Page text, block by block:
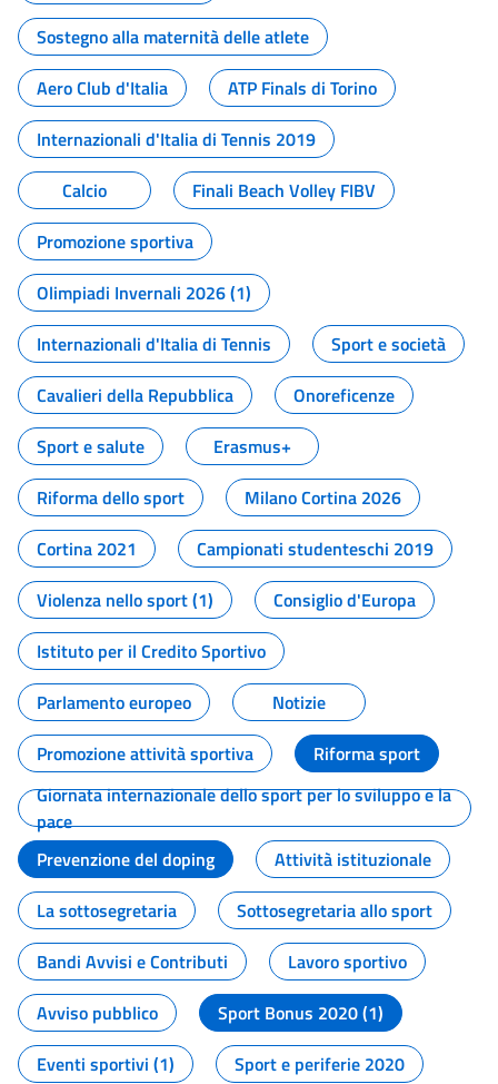
Sostegno alla maternità delle atlete
Aero Club d'Italia
ATP Finals di Torino
Internazionali d'Italia di Tennis 2019
Calcio
Finali Beach Volley FIBV
Promozione sportiva
Olimpiadi Invernali 2026 (1)
Internazionali d'Italia di Tennis
Sport e società
Cavalieri della Repubblica
Onoreficenze
Sport e salute
Erasmus+
Riforma dello sport
Milano Cortina 2026
Cortina 2021
Campionati studenteschi 2019
Violenza nello sport (1)
Consiglio d'Europa
Istituto per il Credito Sportivo
Parlamento europeo
Notizie
Promozione attività sportiva
Riforma sport
Giornata internazionale dello sport per lo sviluppo e la
pace
Prevenzione del doping
Attività istituzionale
La sottosegretaria
Sottosegretaria allo sport
Bandi Avvisi e Contributi
Lavoro sportivo
Avviso pubblico
Sport Bonus 2020 (1)
Eventi sportivi (1)
Sport e periferie 2020